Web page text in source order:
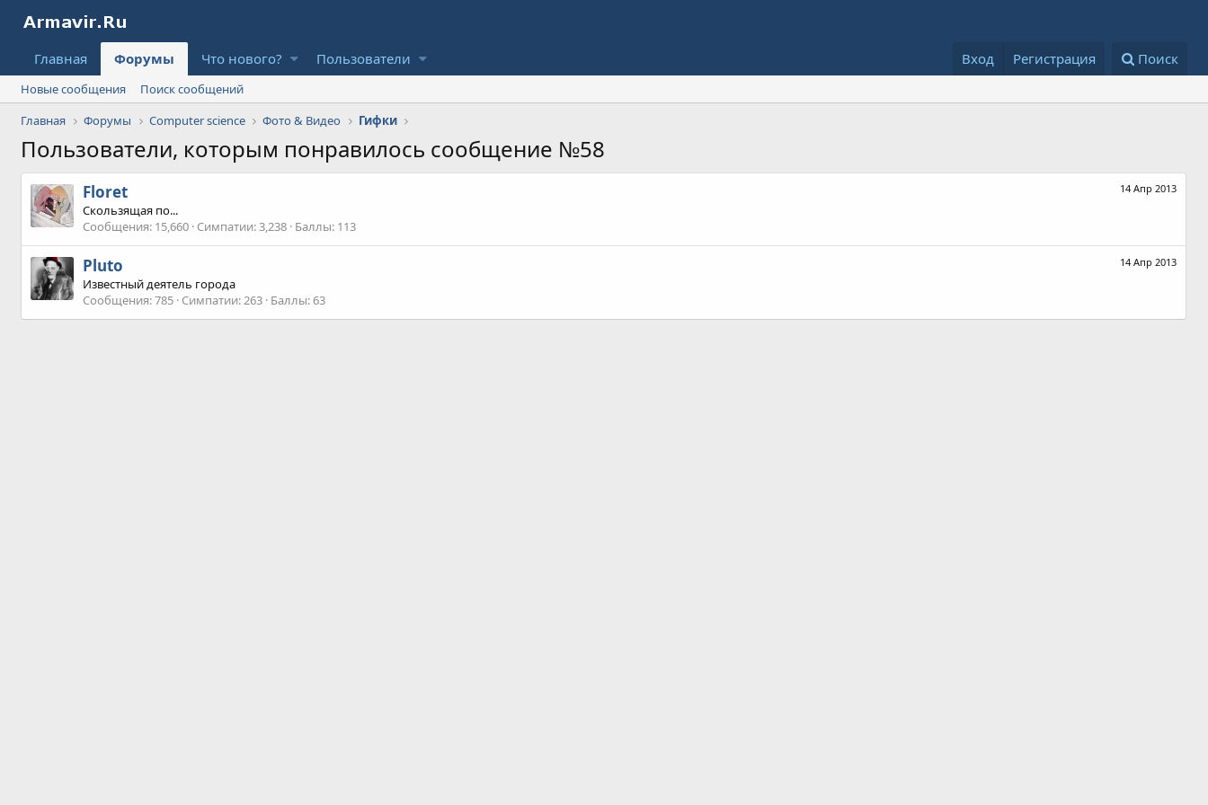
Главная Форумы Что нового? Пользователи Вход Регистрация Поиск
Новые сообщения
Поиск сообщений
Главная
Форумы Computer science Фото & Видео Гифки
Пользователи, которым понравилось сообщение №58
14 Апр 2013
Floret
Скользящая по...
Сообщения 15,660 Симпатии 3,238 Баллы 113
14 Апр 2013
Pluto
Известный деятель города
Сообщения 785 Симпатии 263 Баллы 63